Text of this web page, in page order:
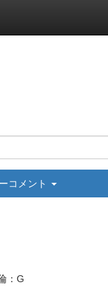
コメント
：G